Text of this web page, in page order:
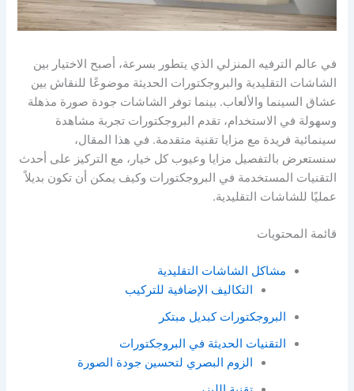
في عالم الترفيه المنزلي الذي يتطور بسرعة، أصبح الاختيار بين
الشاشات التقليدية والبروجكتورات الحديثة موضوعًا للنقاش بين
عشاق السينما والألعاب. بينما توفر الشاشات جودة صورة مذهلة
وسهولة في الاستخدام، تقدم البروجكتورات تجربة مشاهدة
سينمائية فريدة مع مزايا تقنية متقدمة. في هذا المقال،
سنستعرض بالتفصيل مزايا وعيوب كل خيار، مع التركيز على أحدث
التقنيات المستخدمة في البروجكتورات وكيف يمكن أن تكون بديلاً
عمليًا للشاشات التقليدية.
قائمة المحتويات
مشاكل الشاشات التقليدية
التكاليف الإضافية للتركيب
البروجكتورات كبديل مبتكر
التقنيات الحديثة في البروجكتورات
الزوم البصري لتحسين جودة الصورة